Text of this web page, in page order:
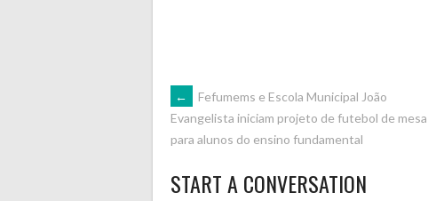
POST
NAVIGATION
←
Fefumems e Escola Municipal João
Evangelista iniciam projeto de futebol de mesa
para alunos do ensino fundamental
START A CONVERSATION